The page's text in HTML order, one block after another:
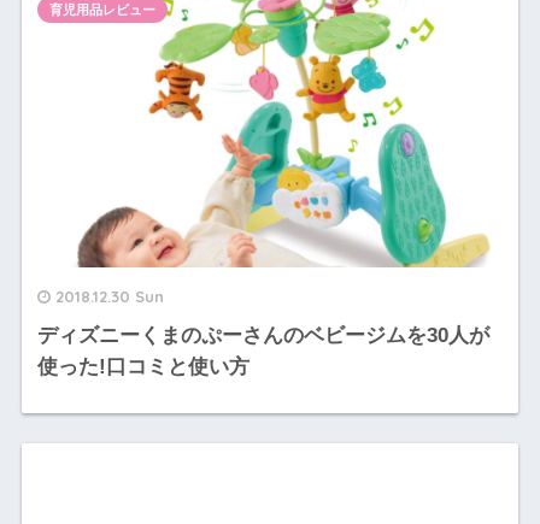
2018.12.30 Sun
ディズニーくまのぷーさんのベビージムを30人が
使った!口コミと使い方
育児用品レビュー